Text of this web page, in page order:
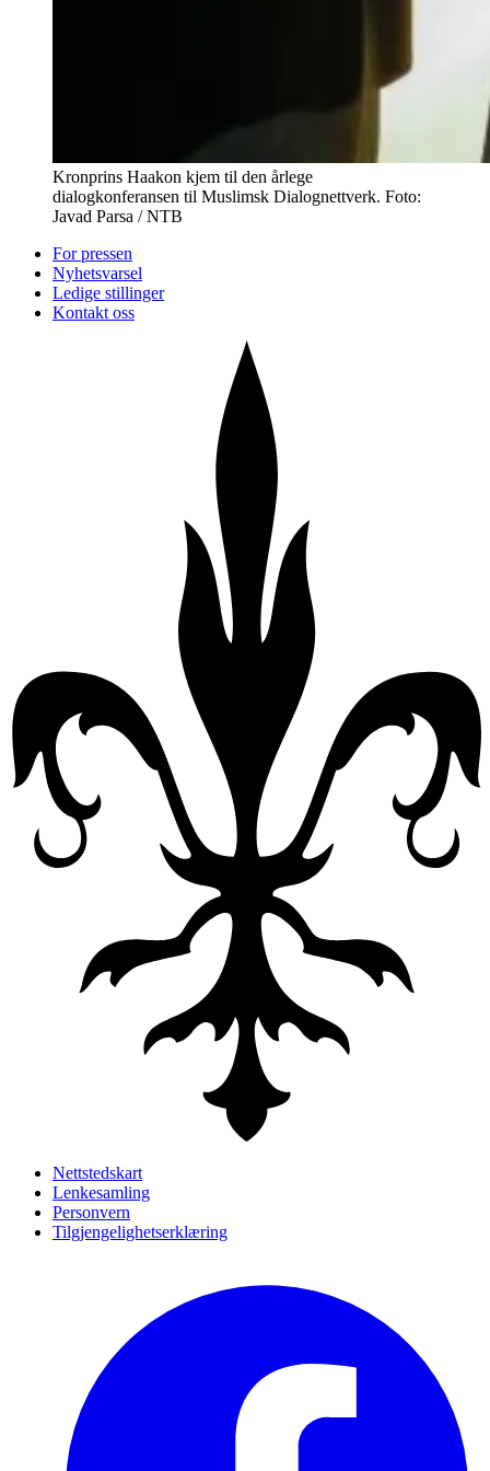
Kronprins Haakon kjem til den årlege
dialogkonferansen til Muslimsk Dialognettverk. Foto:
Javad Parsa / NTB
For pressen
Nyhetsvarsel
Ledige stillinger
Kontakt oss
Nettstedskart
Lenkesamling
Personvern
Tilgjengelighetserklæring